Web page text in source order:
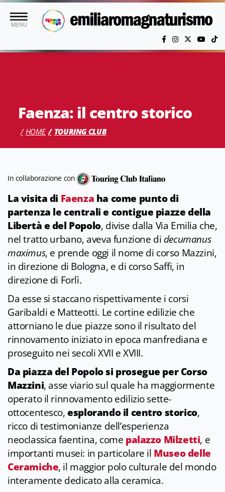
Vai al contenuto principale
MENU
Faenza: il centro storico
HOME TOURING CLUB
In collaborazione con
La visita di Faenza ha come punto di
partenza le centrali e contigue piazze della
Libertà e del Popolo, divise dalla Via Emilia che,
nel tratto urbano, aveva funzione di decumanus
maximus, e prende oggi il nome di corso Mazzini,
in direzione di Bologna, e di corso Saffi, in
direzione di Forlì.
Da esse si staccano rispettivamente i corsi
Garibaldi e Matteotti. Le cortine edilizie che
attorniano le due piazze sono il risultato del
rinnovamento iniziato in epoca manfrediana e
proseguito nei secoli XVII e XVIII.
Da piazza del Popolo si prosegue per Corso
Mazzini, asse viario sul quale ha maggiormente
operato il rinnovamento edilizio sette-
ottocentesco,esplorando il centro storico,
ricco di testimonianze dell’esperienza
neoclassica faentina, come palazzo Milzetti, e
importanti musei: in particolare il Museo delle
Ceramiche, il maggior polo culturale del mondo
interamente dedicato alla ceramica.